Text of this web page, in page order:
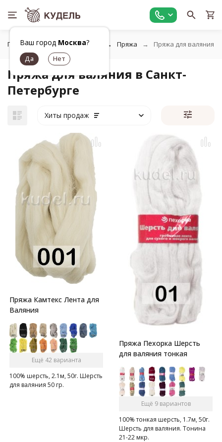
Ваш город Москва?
Главная Все для вязания Пряжа Пряжа для валяния
Пряжа для валяния в Санкт-
Петербурге
Хиты продаж
Пряжа Камтекс Лента для
Валяния
Ещё 42 варианта
100% шерсть, 2.1м, 50г. Шерсть
для валяния 50 гр.
Пряжа Пехорка Шерсть
для валяния тонкая
Ещё 9 вариантов
100% тонкая шерсть, 1.7м, 50г.
Шерсть для валяния. Тонина
21-22 мкр.